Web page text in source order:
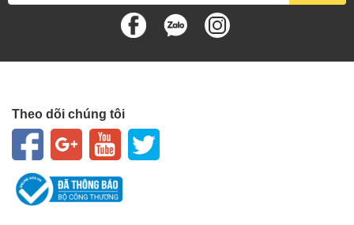
Theo dõi chúng tôi